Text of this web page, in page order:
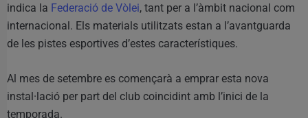
indica la Federació de Vòlei, tant per a l’àmbit nacional com
internacional. Els materials utilitzats estan a l’avantguarda
de les pistes esportives d’estes característiques.
Al mes de setembre es començarà a emprar esta nova
instal·lació per part del club coincidint amb l’inici de la
temporada.